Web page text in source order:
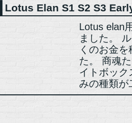
Lotus Elan S1 S2 S3
Lotus elan
ました。
くのお金
た。 商魂
イトボッ
みの種類が